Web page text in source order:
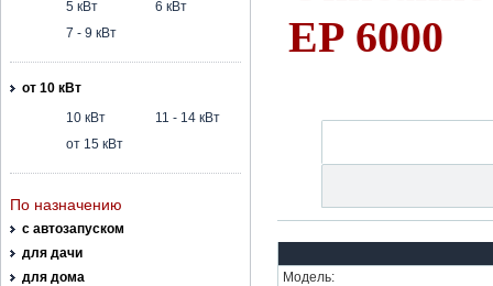
5 кВт
6 кВт
7 - 9 кВт
от 10 кВт
10 кВт
11 - 14 кВт
от 15 кВт
По назначению
с автозапуском
для дачи
для дома
ЕР 6000
Модель: